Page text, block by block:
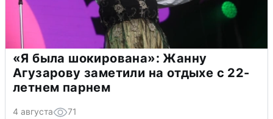
«Я была шокирована»: Жанну
Агузарову заметили на отдыхе с 22-
летнем парнем
4 августа 71